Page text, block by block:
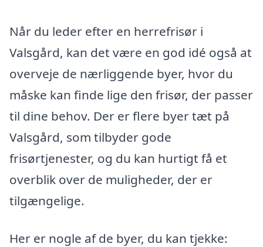
Når du leder efter en herrefrisør i
Valsgård, kan det være en god idé også at
overveje de nærliggende byer, hvor du
måske kan finde lige den frisør, der passer
til dine behov. Der er flere byer tæt på
Valsgård, som tilbyder gode
frisørtjenester, og du kan hurtigt få et
overblik over de muligheder, der er
tilgængelige.
Her er nogle af de byer, du kan tjekke: